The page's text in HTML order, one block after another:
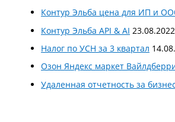
Контур Эльба цена для ИП и
Контур Эльба API & AI 23.08.2022
Налог по УСН за 3 квартал
Озон Яндекс маркет
Удаленная отчетность за бизнес